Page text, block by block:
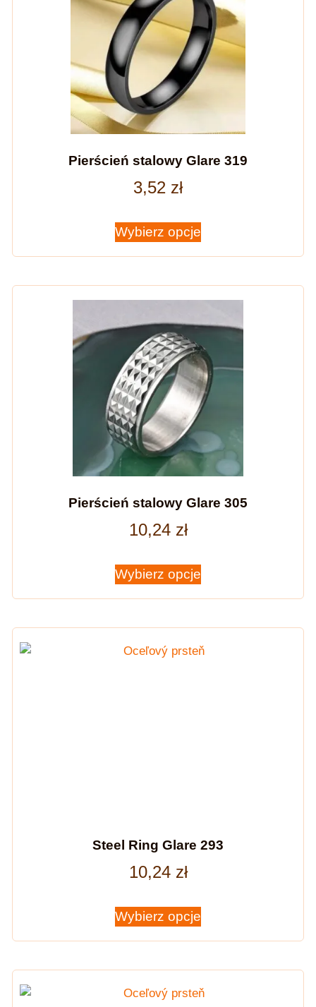
Pierścień stalowy Glare 319
3,52 zł
Wybierz opcje
Pierścień stalowy Glare 305
10,24 zł
Wybierz opcje
Steel Ring Glare 293
10,24 zł
Wybierz opcje